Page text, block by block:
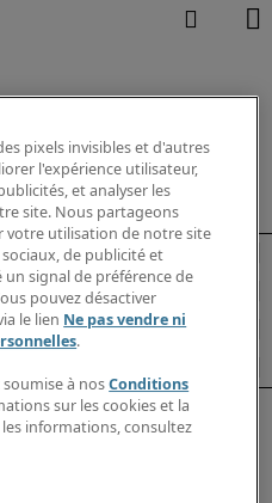
pixels invisibles et d'autres
l'expérience utilisateur,
et analyser les
site. Nous partageons
votre utilisation de notre site
de publicité et
un signal de préférence de
pouvez désactiver
le lien Ne pas vendre ni
.
à nosConditions
sur les cookies et la
informations, consultez